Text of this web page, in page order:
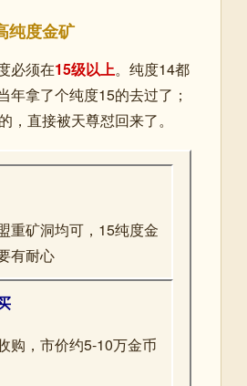
纯度金矿
必须在15级以上。纯度14都
年拿了个纯度15的去过了；
，直接被天尊怼回来了。
重矿洞均可，15纯度金
有耐心
购，市价约5-10万金币